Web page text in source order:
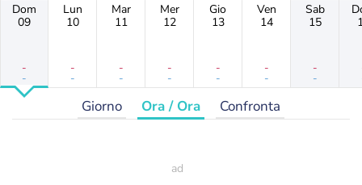
Dom
09
-
-
Lun
10
-
-
Mar
11
-
-
Mer
12
-
-
Gio
13
-
-
Ven
14
-
-
Sab
15
-
-
Giorno Ora / Ora Confronta